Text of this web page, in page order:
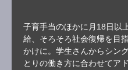
子育手当のほかに月18日以
給、そろそろ社会復帰を目
かけに。学生さんからシン
とりの働き方に合わせてア